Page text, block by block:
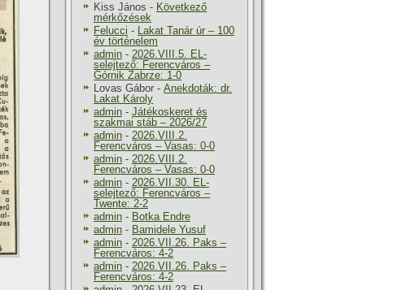
Kiss János - Következő
mérkőzések
Felucci - Lakat Tanár úr – 100
év történelem
admin - 2026.VIII.5. EL-
selejtező: Ferencváros –
Górnik Zabrze: 1-0
Lovas Gábor - Anekdoták: dr.
Lakat Károly
admin - Játékoskeret és
szakmai stáb – 2026/27
admin - 2026.VIII.2.
Ferencváros – Vasas: 0-0
admin - 2026.VIII.2.
Ferencváros – Vasas: 0-0
admin - 2026.VII.30. EL-
selejtező: Ferencváros –
Twente: 2-2
admin - Botka Endre
admin - Bamidele Yusuf
admin - 2026.VII.26. Paks –
Ferencváros: 4-2
admin - 2026.VII.26. Paks –
Ferencváros: 4-2